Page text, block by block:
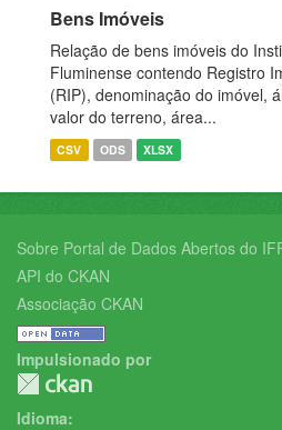
Bens Imóveis
Relação de bens imóveis do
Fluminense contendo Registro
(RIP), denominação do imóvel,
valor do terreno, área...
CSV ODS XLSX
Sobre Portal de Dados Abertos do
API do CKAN
Associação CKAN
Impulsionado por
Idioma